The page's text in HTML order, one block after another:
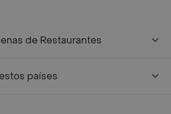
de Restaurantes
países